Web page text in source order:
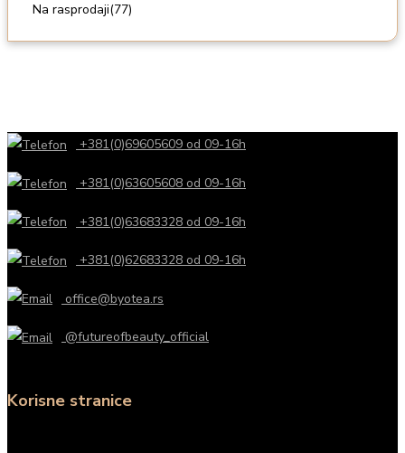
Na rasprodaji(77)
+381(0)69605609 od 09-16h
+381(0)63605608 od 09-16h
+381(0)63683328 od 09-16h
+381(0)62683328 od 09-16h
office@byotea.rs
@futureofbeauty_official
Korisne stranice